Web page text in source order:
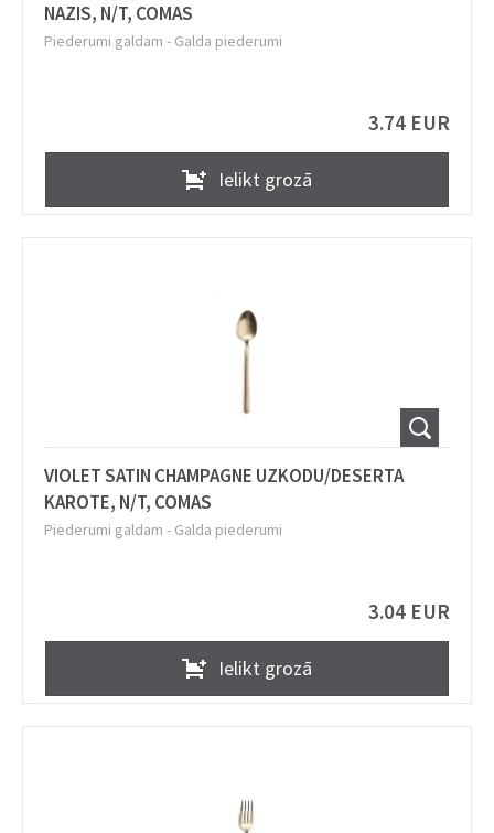
NAZIS, N/T, COMAS
Piederumi galdam - Galda piederumi
3.74 EUR
Ielikt grozā
VIOLET SATIN CHAMPAGNE UZKODU/DESERTA
KAROTE, N/T, COMAS
Piederumi galdam - Galda piederumi
3.04 EUR
Ielikt grozā